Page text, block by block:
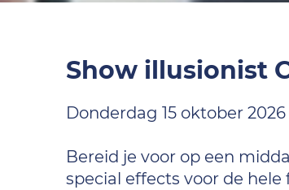
Show illusionist
Donderdag 15 oktober 2026
Bereid je voor op een
special effects voor de